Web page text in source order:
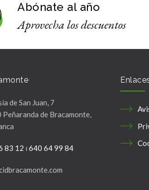
Abónate al año
Aprovecha los descuentos
de San Juan, 7
Peñaranda de Bracamonte,
83 12 ı 640 64 99 84